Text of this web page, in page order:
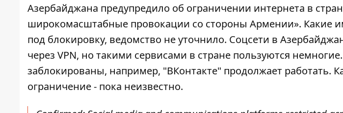
Азербайджана предупредило об ограничении интернета в
широкомасштабные провокации со стороны Армении». Какие
под блокировку, ведомство не уточнило. Соцсети в
через VPN, но такими сервисами в стране пользуются
заблокированы, например, "ВКонтакте" продолжает работать.
ограничение - пока неизвестно.